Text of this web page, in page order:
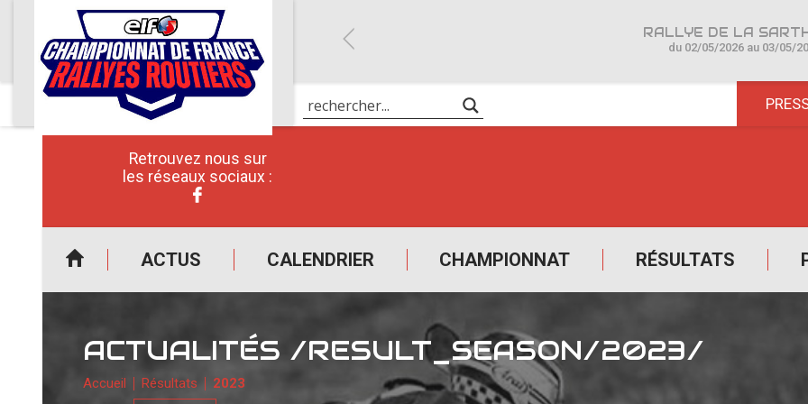
Retrouvez nous sur
les réseaux sociaux :
ACTUS CALENDRIER CHAMPIONNAT RÉSULTATS
du 02/05/2026 au 03/05/
ACTUALITÉS /RESULT_SEASON/2023/
Accueil Résultats
2023